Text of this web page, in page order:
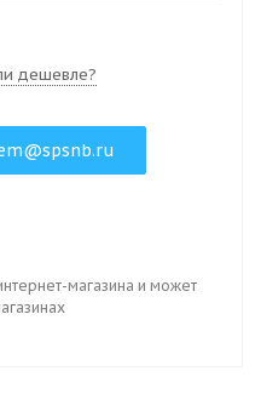
дешевле?
магазина и может